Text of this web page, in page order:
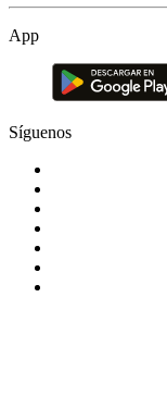
App
Síguenos